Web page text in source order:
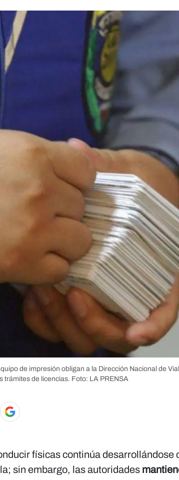
de impresión obligan a la Dirección Nacional de
trámites de licencias. Foto: LA PRENSA
físicas continúa desarrollándose
sin embargo, las autoridades